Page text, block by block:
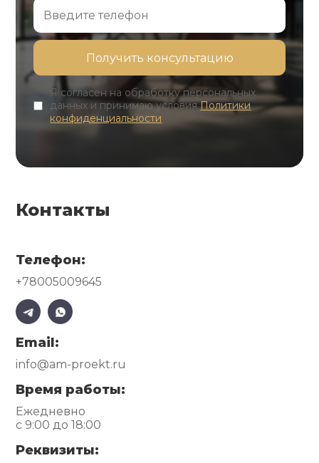
Я согласен на обработку персональных
данных и принимаю условияПолитики
конфиденциальности
Контакты
Телефон:
+78005009645
Email:
info@am-proekt.ru
Время работы:
Ежедневно
с 9:00 до 18:00
Реквизиты: